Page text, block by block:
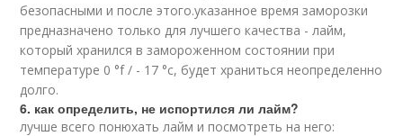
безопасными и после этого.указанное время заморозки
предназначено только для лучшего качества - лайм,
который хранился в замороженном состоянии при
температуре 0 °f / - 17 °с, будет храниться неопределенно
долго.
6. как определить, не испортился ли лайм?
лучше всего понюхать лайм и посмотреть на него: